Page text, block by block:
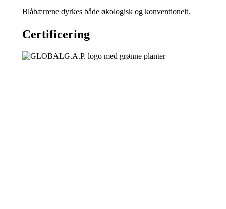
Blåbærrene dyrkes både økologisk og konventionelt.
Certificering